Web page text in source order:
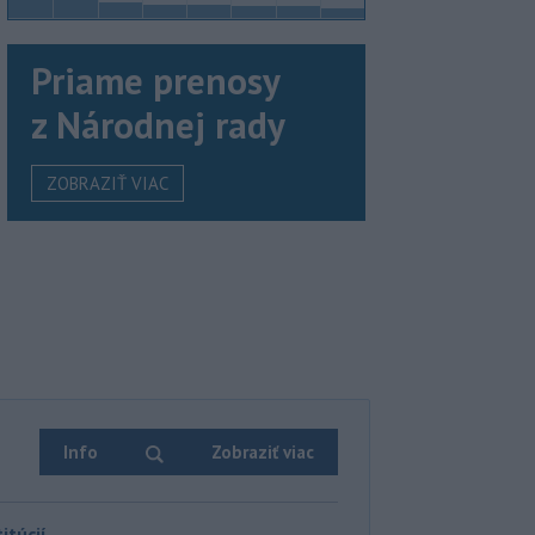
Priame prenosy
z Národnej rady
ZOBRAZIŤ VIAC
Info Zobraziť viac